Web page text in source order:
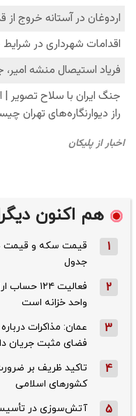
هم اکنون
1
جدول
2
فعالیت
واحد خزانه است
3
عمان: مذاکرات
فضای مثبت جریان
4
تاکید ظریف بر
کشورهای اسلامی
5 آتش‌سوزی در